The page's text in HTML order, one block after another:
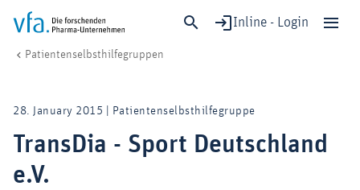
Inline - Login
Forschung & Entwicklung
Gesundheit & Versorgung
Wirtschaft & Standort
Digitalisierung & KI
Patientenselbsthilfegruppen
28. January 2015 | Patientenselbsthilfegruppe
TransDia - Sport Deutschland
e.V.